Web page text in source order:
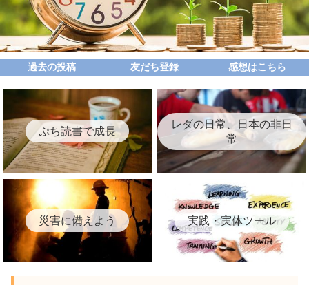
過去の投稿 友だち登録 感想はこちら
ぷち読書で成長
レダの日常、日本の非日
常
災害に備えよう 実践・実体ツール